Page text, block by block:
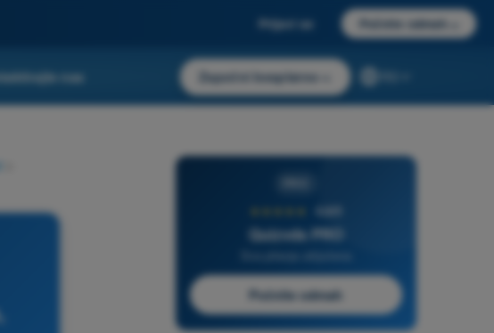
Prijavi se Počnite odmah
nas Započni besplatno
4,6/5
Quizvds PRO
Počnite odmah